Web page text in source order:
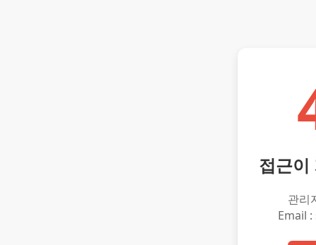
접근이
관리
Email